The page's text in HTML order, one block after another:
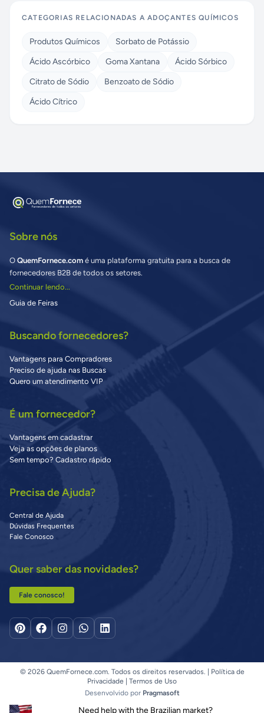
CATEGORIAS RELACIONADAS AADOÇANTES QUÍMICOS
Produtos Químicos
Sorbato de Potássio
Ácido Ascórbico
Goma Xantana
Ácido Sórbico
Citrato de Sódio
Benzoato de Sódio
Ácido Cítrico
Sobre nós
O QuemFornece.com é uma plataforma gratuita para a busca de
fornecedores B2B de todos os setores.
Continuar lendo...
Guia de Feiras
Buscando fornecedores?
Vantagens para Compradores
Preciso de ajuda nas Buscas
Quero um atendimento VIP
É um fornecedor?
Vantagens em cadastrar
Veja as opções de planos
Sem tempo? Cadastro rápido
Precisa de Ajuda?
Central de Ajuda
Dúvidas Frequentes
Fale Conosco
Quer saber das novidades?
Fale conosco!
© 2026 QuemFornece.com. Todos os direitos reservados. |
Política de
Privacidade
Termos de Uso
Desenvolvido por Pragmasoft
Need help with the Brazilian market?